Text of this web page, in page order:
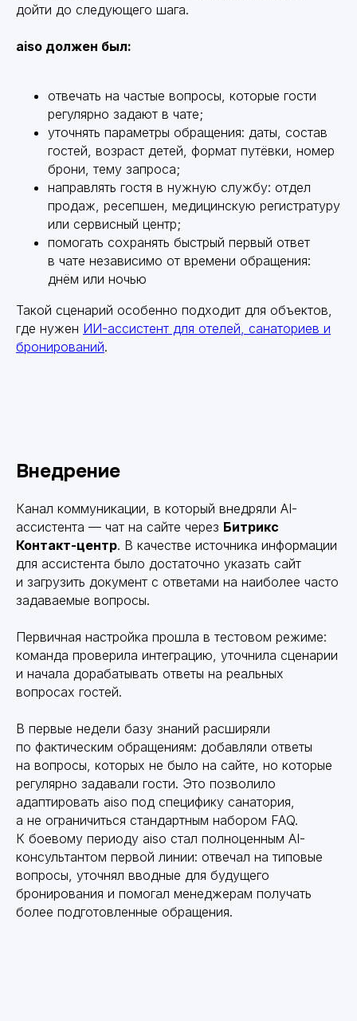
дойти до следующего шага.
aiso должен был:
отвечать на частые вопросы, которые гости
регулярно задают в чате;
уточнять параметры обращения: даты, состав
гостей, возраст детей, формат путёвки, номер
брони, тему запроса;
направлять гостя в нужную службу: отдел
продаж, ресепшен, медицинскую регистратуру
или сервисный центр;
помогать сохранять быстрый первый ответ
в чате независимо от времени обращения:
днём или ночью
Такой сценарий особенно подходит для объектов,
где нужен ИИ-ассистент для отелей, санаториев и
бронирований.
Внедрение
Канал коммуникации, в который внедряли AI-
ассистента — чат на сайте через Битрикс
Контакт-центр. В качестве источника информации
для ассистента было достаточно указать сайт
и загрузить документ с ответами на наиболее часто
задаваемые вопросы.
Первичная настройка прошла в тестовом режиме:
команда проверила интеграцию, уточнила сценарии
и начала дорабатывать ответы на реальных
вопросах гостей.
В первые недели базу знаний расширяли
по фактическим обращениям: добавляли ответы
на вопросы, которых не было на сайте, но которые
регулярно задавали гости. Это позволило
адаптировать aiso под специфику санатория,
а не ограничиться стандартным набором FAQ.
К боевому периоду aiso стал полноценным AI-
консультантом первой линии: отвечал на типовые
вопросы, уточнял вводные для будущего
бронирования и помогал менеджерам получать
более подготовленные обращения.